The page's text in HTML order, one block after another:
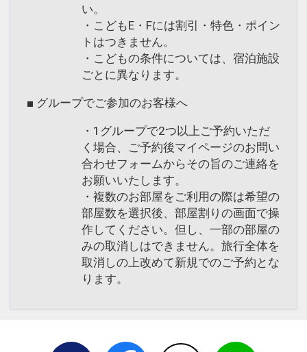
い。
・こどもE・Fには割引・特色・ポイン
トはつきません。
・こどもの条件については、宿泊施設
ごとに異なります。
■ グループでご参加のお客様へ
・1グループで2つ以上ご予約いただ
く場合、ご予約後マイページのお問い
合わせフォームからその旨のご連絡を
お願いいたします。
・複数のお部屋をご利用の際は希望の
部屋数を選択後、部屋割りの画面で操
作してください。但し、一部の部屋の
みの取消しはできません。旅行全体を
取消しの上改めて新規でのご予約とな
ります。